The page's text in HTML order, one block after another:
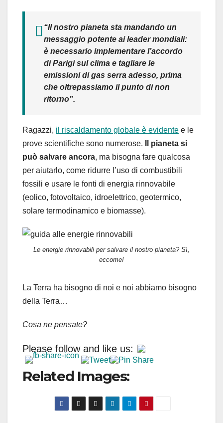
“Il nostro pianeta sta mandando un
messaggio potente ai leader mondiali:
è necessario implementare l’accordo
di Parigi sul clima e tagliare le
emissioni di gas serra adesso, prima
che oltrepassiamo il punto di non
ritorno”.
Ragazzi, il riscaldamento globale è evidente e le
prove scientifiche sono numerose.
Il pianeta si
può salvare ancora, ma bisogna fare qualcosa
per aiutarlo, come ridurre l’uso di combustibili
fossili e usare le fonti di energia rinnovabile
(eolico, fotovoltaico, idroelettrico, geotermico,
solare termodinamico e biomasse).
Le energie rinnovabili per salvare il nostro pianeta? Sì,
eccome!
La Terra ha bisogno di noi e noi abbiamo bisogno
della Terra…
Cosa ne pensate?
Please follow and like us:
Related Images: